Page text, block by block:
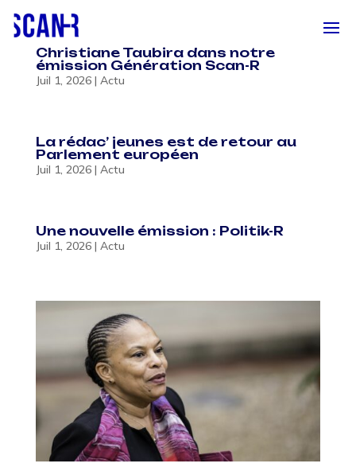
Christiane Taubira dans notre
émission Génération Scan-R
Juil 1, 2026| Actu
La rédac’ jeunes est de retour au
Parlement européen
Juil 1, 2026| Actu
Une nouvelle émission : Politik-R
Juil 1, 2026| Actu